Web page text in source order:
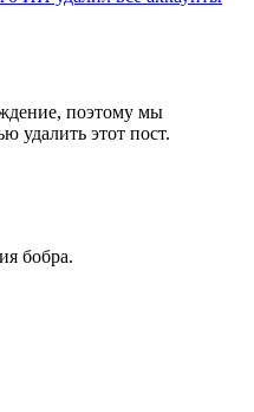
поэтому мы
удалить этот пост.
бобра.